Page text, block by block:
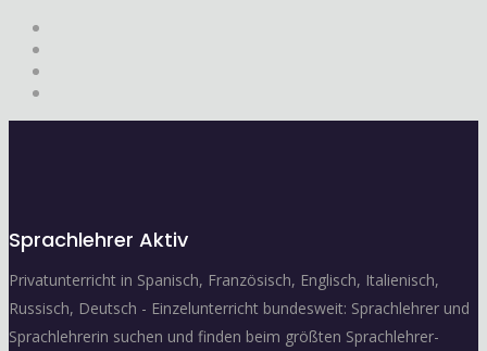
Sprachlehrer Aktiv
Privatunterricht in Spanisch, Französisch, Englisch, Italienisch,
Russisch, Deutsch - Einzelunterricht bundesweit: Sprachlehrer und
Sprachlehrerin suchen und finden beim größten Sprachlehrer-